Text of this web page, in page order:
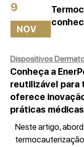
9
NOV
Dispositivos
Conheça a
reutilizável para
oferece
práticas
Neste artigo,